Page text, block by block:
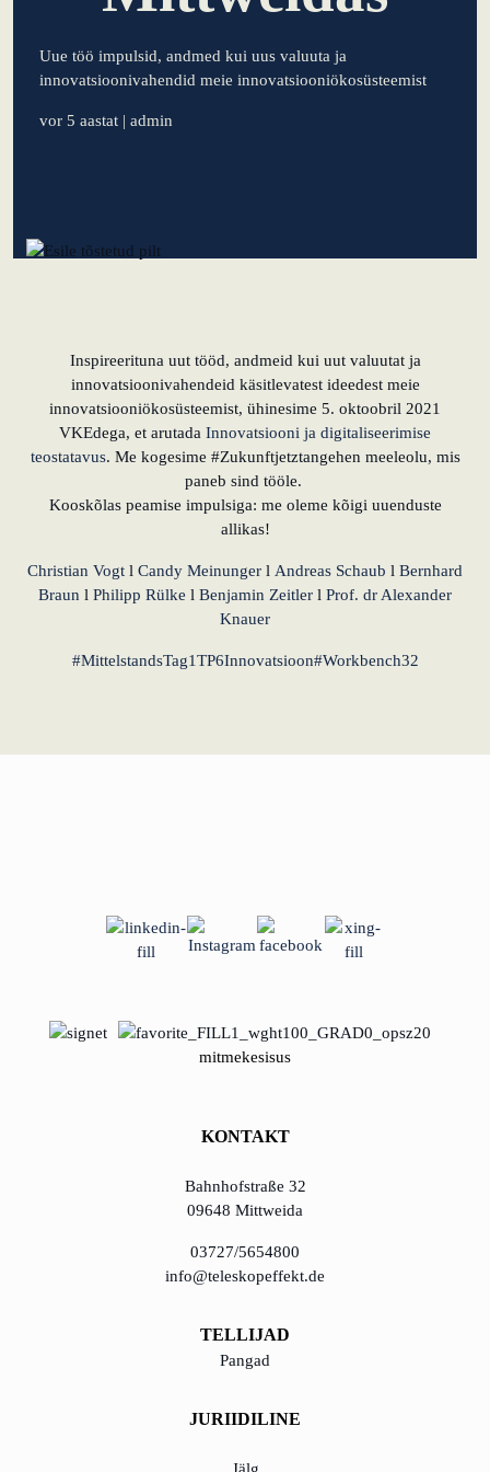
õppida Eestilt
Eesti idufirmade
maandumine
tõhususe potentsiaali
ärakasutamine
Uue töö impulsid, andmed kui uus valuuta ja
innovatsioonivahendid meie innovatsiooniökosüsteemist
vor 5 aastat | admin
Inspireerituna uut tööd, andmeid kui uut valuutat ja
innovatsioonivahendeid käsitlevatest ideedest meie
innovatsiooniökosüsteemist, ühinesime 5. oktoobril 2021
VKEdega, et arutada Innovatsiooni ja digitaliseerimise
teostatavus. Me kogesime #Zukunftjetztangehen meeleolu, mis
paneb sind tööle.
Kooskõlas peamise impulsiga: me oleme kõigi uuenduste
allikas!
Christian Vogt l Candy Meinunger l Andreas Schaub l Bernhard
Braun l Philipp Rülke l Benjamin Zeitler l Prof. dr Alexander
Knauer
#MittelstandsTag1TP6Innovatsioon#Workbench32
mitmekesisus
KONTAKT
Bahnhofstraße 32
09648 Mittweida
03727/5654800
info@teleskopeffekt.de
TELLIJAD
Pangad
JURIIDILINE
Jälg
KundenBank2030